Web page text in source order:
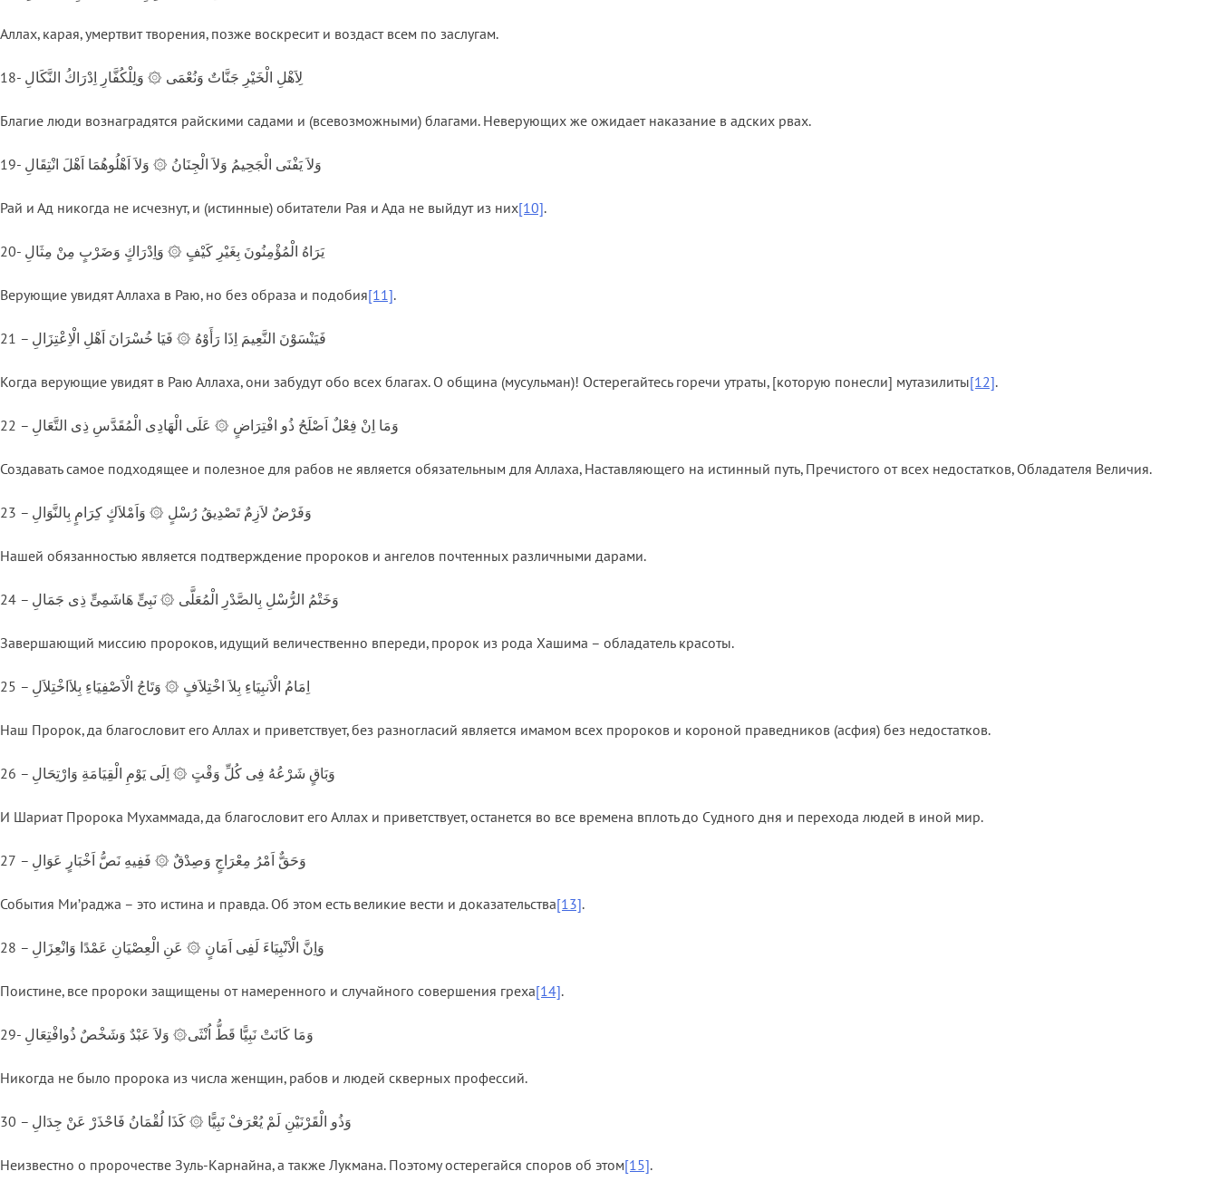
Аллах, карая, умертвит творения, позже воскресит и воздаст всем по заслугам.
18- لِاَهْلِ الْخَيْرِ جَنَّاتٌ وَنُعْمَى ۞ وَلِلْكُفَّارِ اِدْرَاكُ النَّكَالِ
Благие люди вознаградятся райскими садами и (всевозможными) благами. Неверующих же ожидает наказание в адских рвах.
19- وَلاَ يَفْنَى الْجَحِيمُ وَلاَ الْجِنَانُ ۞ وَلاَ اَهْلُوهُمَا اَهْلَ انْتِقَالِ
Рай и Ад никогда не исчезнут, и (истинные) обитатели Рая и Ада не выйдут из них[10].
20- يَرَاهُ الْمُؤْمِنُونَ بِغَيْرِ كَيْفٍ ۞ وَاِدْرَاكٍ وَضَرْبٍ مِنْ مِثَالِ
Верующие увидят Аллаха в Раю, но без образа и подобия[11].
Когда верующие увидят в Раю Аллаха, они забудут обо всех благах. О община (мусульман)! Остерегайтесь горечи утраты, [которую понесли] мутазилиты[12].
Создавать самое подходящее и полезное для рабов не является обязательным для Аллаха, Наставляющего на истинный путь, Пречистого от всех недостатков, Обладателя Величия.
Нашей обязанностью является подтверждение пророков и ангелов почтенных различными дарами.
Завершающий миссию пророков, идущий величественно впереди, пророк из рода Хашима – обладатель красоты.
25 – اِمَامُ الْاَنبِيَاءِ بِلاَ اخْتِلاَفٍ ۞ وَتَاجُ الْاَصْفِيَاءِ بِلاَاخْتِلاَلِ
Наш Пророк, да благословит его Аллах и приветствует, без разногласий является имамом всех пророков и короной праведников (асфия) без недостатков.
26 – وَبَاقٍ شَرْعُهُ فِى كُلِّ وَقْتٍ ۞ اِلَى يَوْمِ الْقِيَامَةِ وَارْتِحَالِ
И Шариат Пророка Мухаммада, да благословит его Аллах и приветствует, останется во все времена вплоть до Судного дня и перехода людей в иной мир.
27 – وَحَقٌّ اَمْرُ مِعْرَاجٍ وَصِدْقٌ ۞ فَفِيهِ نَصُّ اَخْبَارٍ عَوَالِ
События Ми’раджа – это истина и правда. Об этом есть великие вести и доказательства[13].
Поистине, все пророки защищены от намеренного и случайного совершения греха[14].
Никогда не было пророка из числа женщин, рабов и людей скверных профессий.
30 – وَذُو الْقَرْنَيْنِ لَمْ يُعْرَفْ نَبِيًّا ۞ كَذَا لُقْمَانُ فَاحْذَرْ عَنْ جِدَالِ
Неизвестно о пророчестве Зуль-Карнайна, а также Лукмана. Поэтому остерегайся споров об этом[15].